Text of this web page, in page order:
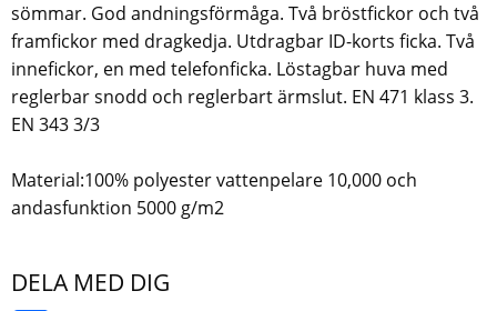
sömmar. God andningsförmåga. Två bröstfickor och två
framfickor med dragkedja. Utdragbar ID-korts ficka. Två
innefickor, en med telefonficka. Löstagbar huva med
reglerbar snodd och reglerbart ärmslut. EN 471 klass 3.
EN 343 3/3
Material:100% polyester vattenpelare 10,000 och
andasfunktion 5000 g/m2
DELA MED DIG